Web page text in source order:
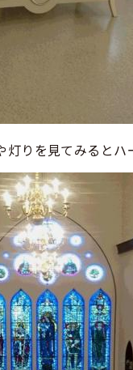
りを見てみると